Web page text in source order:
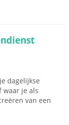
dagelijkse
waar je als
van een